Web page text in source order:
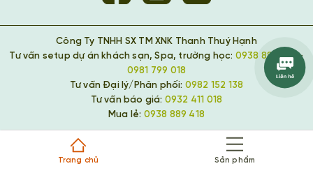
Trang chủ Sản phẩm
Công Ty TNHH SX TM XNK Thanh Thuý Hạnh
Tư vấn setup dự án khách sạn, Spa, trường học: 0938 889 418 -
0981 799 018
Tư vấn Đại lý/Phân phối: 0982 152 138
Tư vấn báo giá: 0932 411 018
Mua lẻ: 0938 889 418